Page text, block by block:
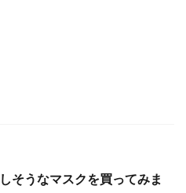
そうなマスクを買ってみま